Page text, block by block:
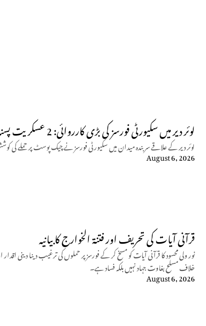
لوئر دیر میں سکیورٹی فورسز کی بڑی کارروائی: 2 عسکریت پسند ہلاک
لوئر دیر کے علاقے سربندہ میدان میں سکیورٹی فورسز نے چیک پوسٹ پر حملے کی کوشش ناکام بنا دی، جوابی
August 6, 2026
قرآنی آیات کی تحریف اور فتنۃ الخوارج کا بیانیہ
نور ولی محسود کا قرآنی آیات کو مسخ کر کے فورسز پر حملوں کی ترغیب دینا
خلاف مسلح بغاوت جہاد نہیں بلکہ فساد ہے۔
August 6, 2026